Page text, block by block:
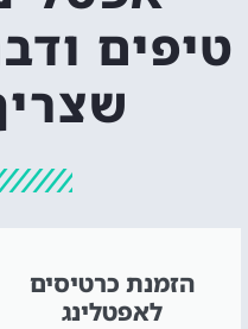
טיפים
הזמנת כרטיסים
לאפטלינג